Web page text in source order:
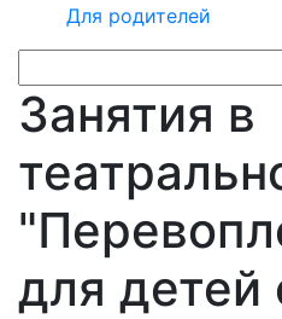
Для родителей
Занятия в
для детей